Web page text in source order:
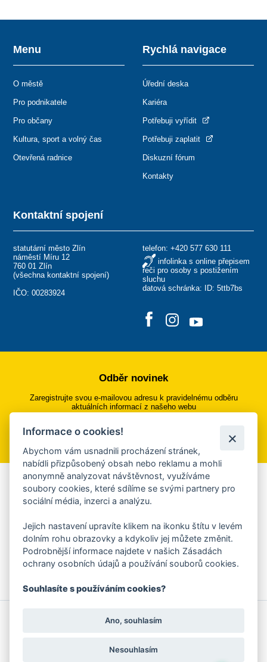
Kontaktní spojení
statutární město Zlín
náměstí Míru 12
760 01 Zlín
(všechna kontaktní spojení)
IČO: 00283924
telefon: +420 577 630 111
infolinka s online přepisem
řeči pro osoby s postižením
sluchu
datová schránka: ID: 5ttb7bs
Menu
O městě
Pro podnikatele
Pro občany
Kultura, sport a volný čas
Otevřená radnice
Rychlá navigace
Úřední deska
Kariéra
Potřebuji vyřídit
Potřebuji zaplatit
Diskuzní fórum
Kontakty
Odběr novinek
Zaregistrujte svou e-mailovou adresu k pravidelnému odběru
aktuálních informací z našeho webu
Přihlásit se k odběru
Aplikace Mobilní rozhlas
Chcete dostávat do svého mobilu či mailu upozornění na
ankety, pozvánky na kulturní a sportovní akce?
Více informací o aplikaci
Ochrana osobních údajů
Informace o cookies!
Abychom vám usnadnili procházení stránek,
nabídli přizpůsobený obsah nebo reklamu a mohli
anonymně analyzovat návštěvnost, využíváme
soubory cookies, které sdílíme se svými partnery pro
sociální média, inzerci a analýzu.
Jejich nastavení upravíte klikem na ikonku štítu v levém
dolním rohu obrazovky a kdykoliv jej můžete změnit.
Podrobnější informace najdete v našich Zásadách
ochrany osobních údajů a používání souborů cookies.
Souhlasíte s používáním cookies?
Ano, souhlasím
Nesouhlasím